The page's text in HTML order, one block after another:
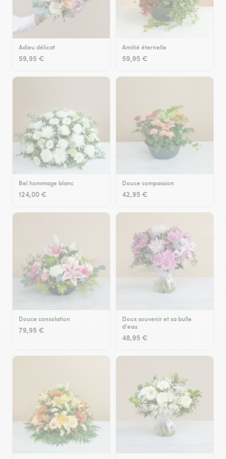
Adieu délicat
59,95 €
Amitié éternelle
59,95 €
Bel hommage blanc
124,00 €
Douce compassion
42,95 €
Douce consolation
79,95 €
Doux souvenir et sa bulle
d'eau
48,95 €